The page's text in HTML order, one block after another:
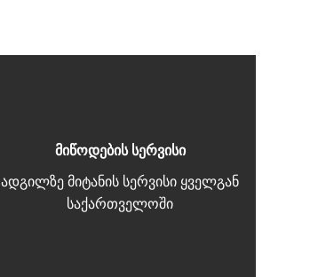
მიწოდების სერვისი
ადგილზე მიტანის სერვისი ყველგან
საქართველოში